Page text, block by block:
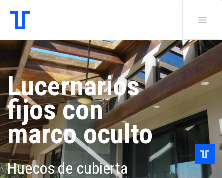
Lucernarios
fijos con
marco oculto
Huecos de cubierta